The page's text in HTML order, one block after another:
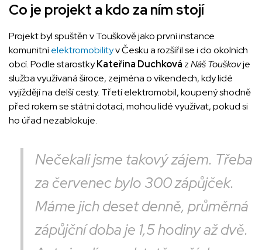
Co je projekt a kdo za ním stojí
Projekt byl spuštěn v Touškově jako první instance
komunitníelektromobilityv Česku a rozšířil se i do okolních
obcí. Podle starostkyKateřina Duchková zNáš Touškovje
služba využívaná široce, zejména o víkendech, kdy lidé
vyjíždějí na delší cesty. Třetí elektromobil, koupený shodně
před rokem se státní dotací, mohou lidé využívat, pokud si
ho úřad nezablokuje.
Nečekali jsme takový zájem. Třeba
za červenec bylo 300 zápůjček.
Máme jich deset denně, průměrná
zápůjční doba je 1,5 hodiny až dvě.